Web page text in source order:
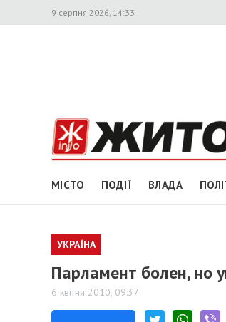
9 серпня 2026, 14:33
МІСТО ПОДІЇ ВЛАДА
УКРАЇНА
Парламент болен, но
6 квітня 2010, 09:37